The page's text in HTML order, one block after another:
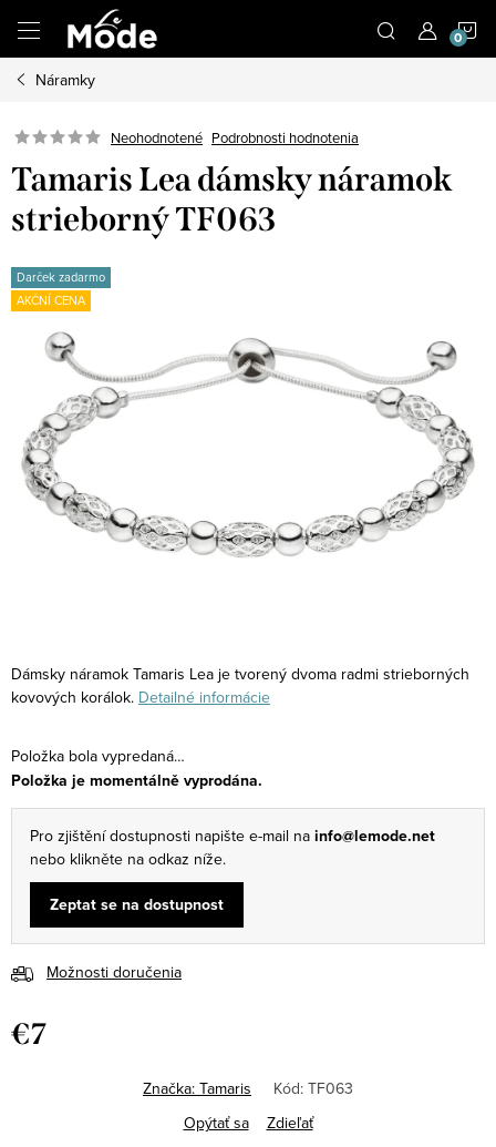
obsah
Náramky
Neohodnotené Podrobnosti hodnotenia
Tamaris Lea dámsky náramok
strieborný TF063
Darček zadarmo
AKČNÍ CENA
Dámsky náramok Tamaris Lea je tvorený dvoma radmi strieborných
kovových korálok. Detailné informácie
Položka bola vypredaná…
Položka je momentálně vyprodána.
Pro zjištění dostupnosti napište e-mail na info@lemode.net
nebo klikněte na odkaz níže.
Zeptat se na dostupnost
Možnosti doručenia
€7
Značka: Tamaris Kód: TF063
Opýtať sa
Zdieľať